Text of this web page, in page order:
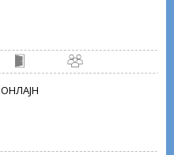
ОНЛАЈН